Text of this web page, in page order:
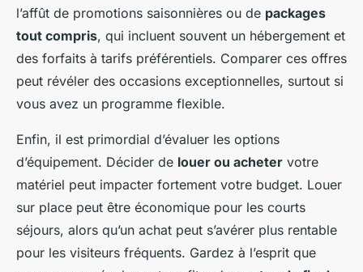
l’affût de promotions saisonnières ou de packages
tout compris, qui incluent souvent un hébergement et
des forfaits à tarifs préférentiels. Comparer ces offres
peut révéler des occasions exceptionnelles, surtout si
vous avez un programme flexible.
Enfin, il est primordial d’évaluer les options
d’équipement. Décider de louer ou acheter votre
matériel peut impacter fortement votre budget. Louer
sur place peut être économique pour les courts
séjours, alors qu’un achat peut s’avérer plus rentable
pour les visiteurs fréquents. Gardez à l’esprit que